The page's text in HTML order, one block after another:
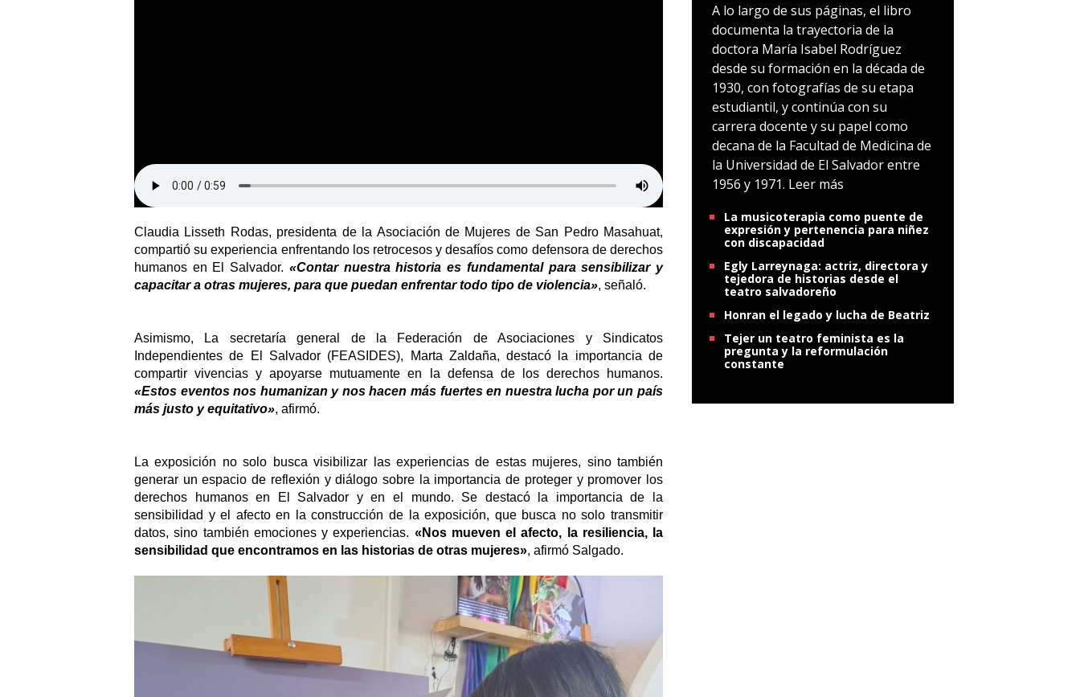
Claudia Lisseth Rodas, presidenta de la Asociación de Mujeres de San Pedro Masahuat,
compartió su experiencia enfrentando los retrocesos y desafíos como defensora de derechos
humanos en El Salvador. «Contar nuestra historia es fundamental para sensibilizar y
capacitar a otras mujeres, para que puedan enfrentar todo tipo de violencia», señaló.
Asimismo, La secretaría general de la Federación de Asociaciones y Sindicatos
Independientes de El Salvador (FEASIDES), Marta Zaldaña, destacó la importancia de
«Estos eventos nos humanizan y nos hacen más fuertes en nuestra lucha por un país
más justo y equitativo», afirmó.
La exposición no solo busca visibilizar las experiencias de estas mujeres, sino también
generar un espacio de reflexión y diálogo sobre la importancia de proteger y promover los
derechos humanos en El Salvador y en el mundo. Se destacó la importancia de la
sensibilidad y el afecto en la construcción de la exposición, que busca no solo transmitir
datos, sino también emociones y experiencias. «Nos mueven el afecto, la resiliencia, la
sensibilidad que encontramos en las historias de otras mujeres», afirmó Salgado.
A lo largo de sus páginas, el libro
documenta la trayectoria de la
doctora María Isabel Rodríguez
desde su formación en la década de
1930, con fotografías de su etapa
estudiantil, y continúa con su
carrera docente y su papel como
decana de la Facultad de Medicina de
la Universidad de El Salvador entre
1956 y 1971. Leer más
La musicoterapia como puente de
expresión y pertenencia para niñez
con discapacidad
Egly Larreynaga: actriz, directora y
tejedora de historias desde el
teatro salvadoreño
Honran el legado y lucha de Beatriz
Tejer un teatro feminista es la
pregunta y la reformulación
constante